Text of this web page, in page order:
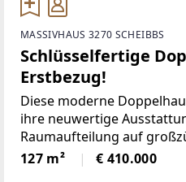
MASSIVHAUS 3270 SCHEIBBS
Schlüsselfertige
Erstbezug!
Diese moderne
ihre neuwertige
Raumaufteilung auf
Wohnfläche.Das
Zimmer, die vielseitig
127 m² € 410.000